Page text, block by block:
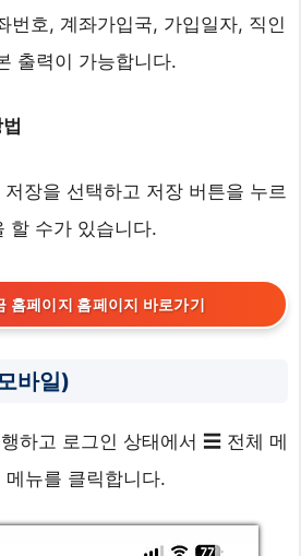
번호, 계좌가입국, 가입일자, 직인
출력이 가능합니다.
장을 선택하고 저장 버튼을 누르
할 수가 있습니다.
홈페이지 홈페이지 바로가기
바일)
하고 로그인 상태에서 ☰ 전체 메
뉴를 클릭합니다.